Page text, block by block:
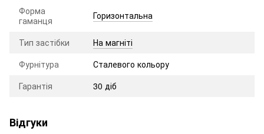
Форма
гаманця
Горизонтальна
Тип застібки
На магніті
Фурнітура
Сталевого кольору
Гарантія
30 діб
Відгуки